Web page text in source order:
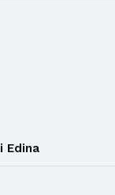
Edina